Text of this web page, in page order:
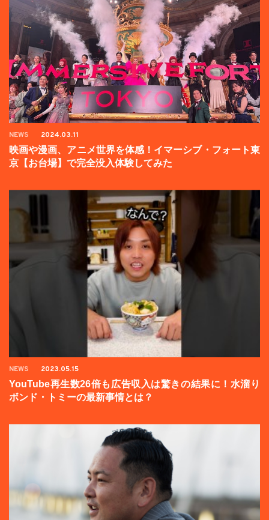
NEWS 2024.03.11
映画や漫画、アニメ世界を体感！イマーシブ・フォート東
京【お台場】で完全没入体験してみた
NEWS 2023.05.15
YouTube再生数26倍も広告収入は驚きの結果に！水溜り
ボンド・トミーの最新事情とは？